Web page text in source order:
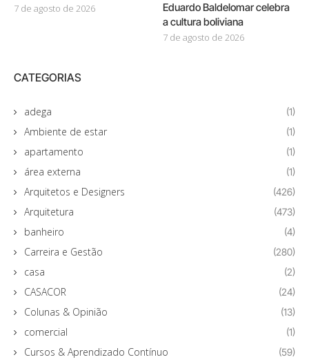
7 de agosto de 2026
Eduardo Baldelomar celebra
a cultura boliviana
7 de agosto de 2026
CATEGORIAS
adega (1)
Ambiente de estar (1)
apartamento (1)
área externa (1)
Arquitetos e Designers (426)
Arquitetura (473)
banheiro (4)
Carreira e Gestão (280)
casa (2)
CASACOR (24)
Colunas & Opinião (13)
comercial (1)
Cursos & Aprendizado Contínuo (59)